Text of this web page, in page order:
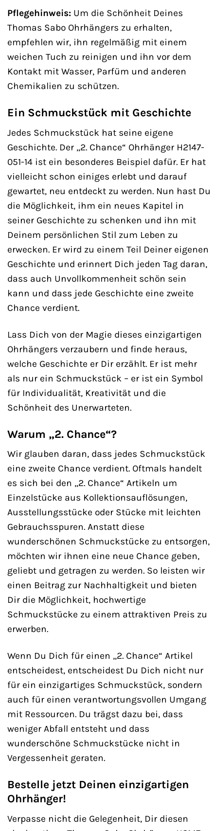
Pflegehinweis: Um die Schönheit Deines
Thomas Sabo Ohrhängers zu erhalten,
empfehlen wir, ihn regelmäßig mit einem
weichen Tuch zu reinigen und ihn vor dem
Kontakt mit Wasser, Parfüm und anderen
Chemikalien zu schützen.
Ein Schmuckstück mit Geschichte
Jedes Schmuckstück hat seine eigene
Geschichte. Der „2. Chance“ Ohrhänger H2147-
051-14 ist ein besonderes Beispiel dafür. Er hat
vielleicht schon einiges erlebt und darauf
gewartet, neu entdeckt zu werden. Nun hast Du
die Möglichkeit, ihm ein neues Kapitel in
seiner Geschichte zu schenken und ihn mit
Deinem persönlichen Stil zum Leben zu
erwecken. Er wird zu einem Teil Deiner eigenen
Geschichte und erinnert Dich jeden Tag daran,
dass auch Unvollkommenheit schön sein
kann und dass jede Geschichte eine zweite
Chance verdient.
Lass Dich von der Magie dieses einzigartigen
Ohrhängers verzaubern und finde heraus,
welche Geschichte er Dir erzählt. Er ist mehr
als nur ein Schmuckstück – er ist ein Symbol
für Individualität, Kreativität und die
Schönheit des Unerwarteten.
Warum „2. Chance“?
Wir glauben daran, dass jedes Schmuckstück
eine zweite Chance verdient. Oftmals handelt
es sich bei den „2. Chance“ Artikeln um
Einzelstücke aus Kollektionsauflösungen,
Ausstellungsstücke oder Stücke mit leichten
Gebrauchsspuren. Anstatt diese
wunderschönen Schmuckstücke zu entsorgen,
möchten wir ihnen eine neue Chance geben,
geliebt und getragen zu werden. So leisten wir
einen Beitrag zur Nachhaltigkeit und bieten
Dir die Möglichkeit, hochwertige
Schmuckstücke zu einem attraktiven Preis zu
erwerben.
Wenn Du Dich für einen „2. Chance“ Artikel
entscheidest, entscheidest Du Dich nicht nur
für ein einzigartiges Schmuckstück, sondern
auch für einen verantwortungsvollen Umgang
mit Ressourcen. Du trägst dazu bei, dass
weniger Abfall entsteht und dass
wunderschöne Schmuckstücke nicht in
Vergessenheit geraten.
Bestelle jetzt Deinen einzigartigen
Ohrhänger!
Verpasse nicht die Gelegenheit, Dir diesen